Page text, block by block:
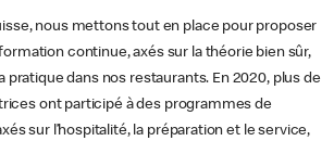
nous mettons tout en place pour proposer
continue, axés sur la théorie bien sûr,
pratique dans nos restaurants. En 2020, plus de
ont participé à des programmes de
sur l’hospitalité, la préparation et le service,